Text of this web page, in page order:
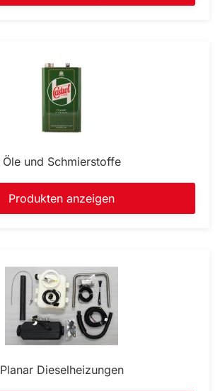
Öle und Schmierstoffe
Produkten anzeigen
Planar Dieselheizungen